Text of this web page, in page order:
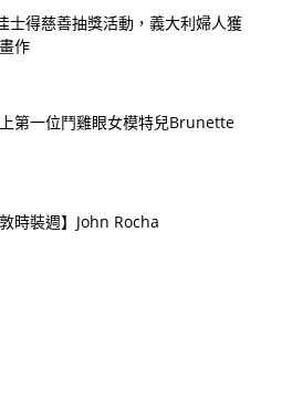
士得慈善抽獎活動，義大利婦人獲
作
第一位鬥雞眼女模特兒Brunette
時裝週】John Rocha